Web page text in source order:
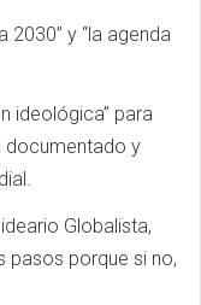
y “la agenda
para
documentado y
Globalista,
pasos porque si no,